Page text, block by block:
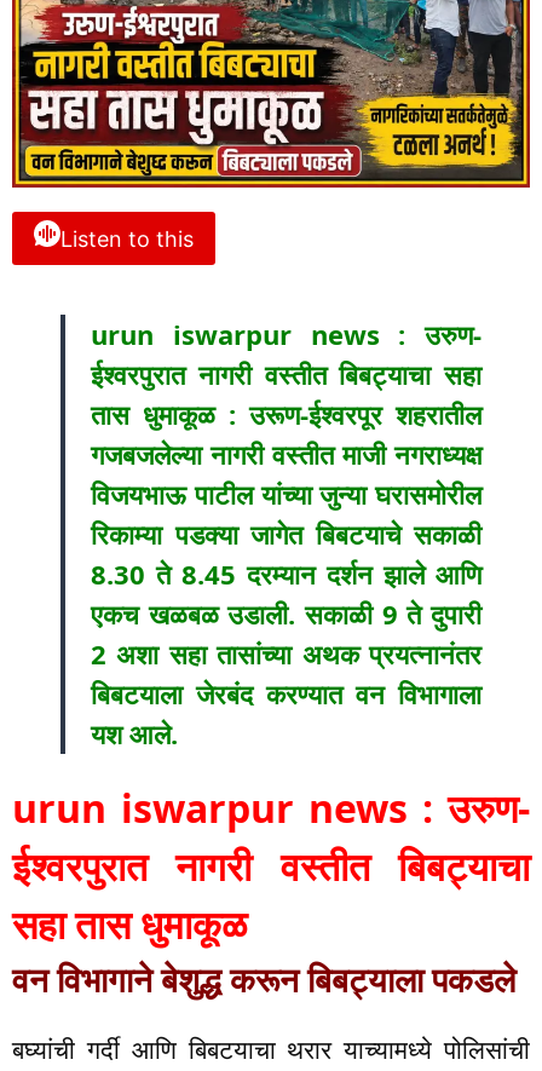
Listen to this
urun iswarpur news : उरुण-
ईश्वरपुरात नागरी वस्तीत बिबट्याचा सहा
तास धुमाकूळ : उरूण-ईश्वरपूर शहरातील
गजबजलेल्या नागरी वस्तीत माजी नगराध्यक्ष
विजयभाऊ पाटील यांच्या जुन्या घरासमोरील
रिकाम्या पडक्या जागेत बिबटयाचे सकाळी
8.30 ते 8.45 दरम्यान दर्शन झाले आणि
एकच खळबळ उडाली. सकाळी 9 ते दुपारी
2 अशा सहा तासांच्या अथक प्रयत्नानंतर
बिबटयाला जेरबंद करण्यात वन विभागाला
यश आले.
urun iswarpur news : उरुण-
ईश्वरपुरात नागरी वस्तीत बिबट्याचा
सहा तास धुमाकूळ
वन विभागाने बेशुद्ध करून बिबट्याला पकडले
बघ्यांची गर्दी आणि बिबटयाचा थरार याच्यामध्ये पोलिसांची